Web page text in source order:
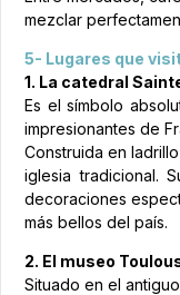
mezclar
5- Lugares que
1. La catedral
Es el símbolo
impresionantes de
Construida en
iglesia tradicional.
decoraciones
más bellos del país.
2. El museo
Situado en el